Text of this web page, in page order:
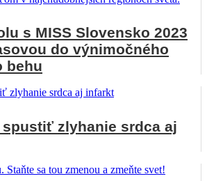
s MISS Slovensko 2023
do výnimočného
behu
spustiť zlyhanie srdca aj